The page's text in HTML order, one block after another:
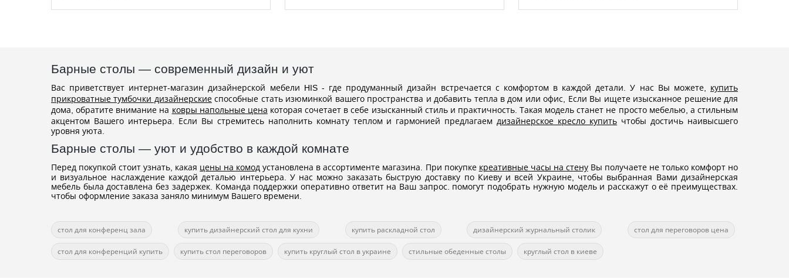
Барные столы — современный дизайн и уют
Вас приветствует интернет-магазин дизайнерской мебели HIS - где продуманный дизайн встречается с комфортом в каждой детали. У нас Вы можете, купить
прикроватные тумбочки дизайнерскиеспособные стать изюминкой вашего пространства и добавить тепла в дом или офис, Если Вы ищете изысканное решение для
дома, обратите внимание на ковры напольные цена которая сочетает в себе изысканный стиль и практичность. Такая модель станет не просто мебелью, а стильным
акцентом Вашего интерьера. Если Вы стремитесь наполнить комнату теплом и гармонией предлагаем дизайнерское кресло купить чтобы достичь наивысшего
уровня уюта.
Барные столы — уют и удобство в каждой комнате
Перед покупкой стоит узнать, какая цены на комод установлена в ассортименте магазина. При покупке креативные часы на стенуВы получаете не только комфорт но
и визуальное наслаждение каждой деталью интерьера. У нас можно заказать быструю доставку по Киеву и всей Украине, чтобы выбранная Вами дизайнерская
мебель была доставлена без задержек. Команда поддержки оперативно ответит на Ваш запрос. помогут подобрать нужную модель и расскажут о её преимуществах.
чтобы оформление заказа заняло минимум Вашего времени.
стол для конференц зала купить дизайнерский стол для кухни купить раскладной стол дизайнерский журнальный столик стол для переговоров цена
стол для конференций купить купить стол переговоров купить круглый стол в украине стильные обеденные столы круглый стол в киеве